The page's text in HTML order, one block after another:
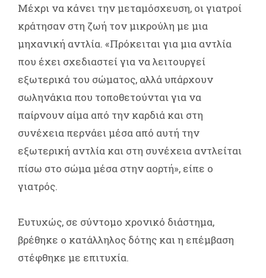
Μέχρι να κάνει την μεταμόσχευση, οι γιατροί
κράτησαν στη ζωή τον μικρούλη με μια
μηχανική αντλία. «Πρόκειται για μια αντλία
που έχει σχεδιαστεί για να λειτουργεί
εξωτερικά του σώματος, αλλά υπάρχουν
σωληνάκια που τοποθετούνται για να
παίρνουν αίμα από την καρδιά και στη
συνέχεια περνάει μέσα από αυτή την
εξωτερική αντλία και στη συνέχεια αντλείται
πίσω στο σώμα μέσα στην αορτή», είπε ο
γιατρός.
Ευτυχώς, σε σύντομο χρονικό διάστημα,
βρέθηκε ο κατάλληλος δότης και η επέμβαση
στέφθηκε με επιτυχία.